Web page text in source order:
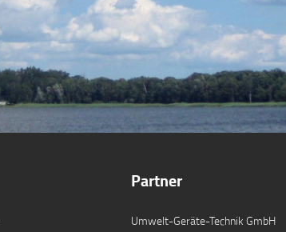
Partner
Umwelt-Geräte-Technik GmbH